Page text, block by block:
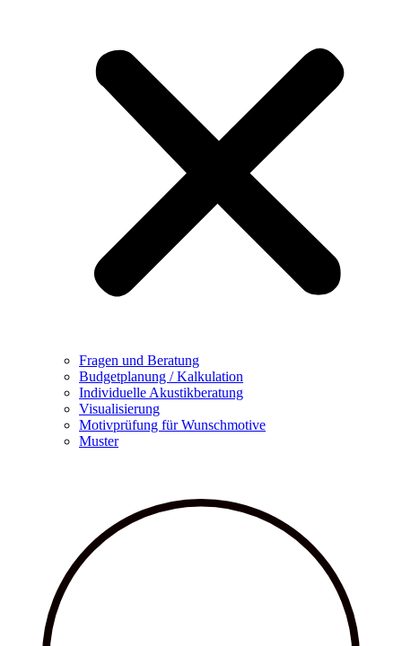
Fragen und Beratung
Budgetplanung / Kalkulation
Individuelle Akustikberatung
Visualisierung
Motivprüfung für Wunschmotive
Muster